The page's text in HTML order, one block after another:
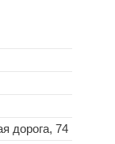
дорога, 74